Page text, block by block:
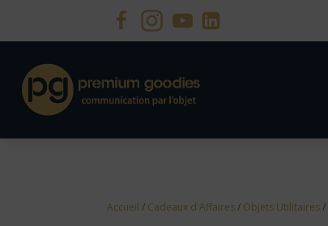
Accueil / Cadeaux d'Affaires/ Objets Utilitaires/